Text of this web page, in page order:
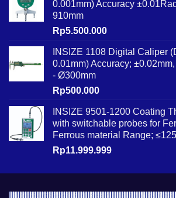
0.001mm) Accuracy
910mm
Rp5.500.000
INSIZE 1108 Digital Caliper
0.01mm) Accuracy;
- Ø300mm
Rp500.000
INSIZE 9501-1200 Coating
with switchable probes for
Ferrous material Range;
Rp11.999.999